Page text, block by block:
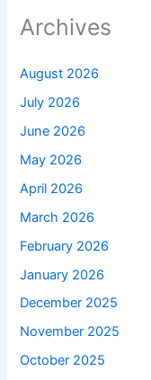
Archives
August 2026
July 2026
June 2026
May 2026
April 2026
March 2026
February 2026
January 2026
December 2025
November 2025
October 2025